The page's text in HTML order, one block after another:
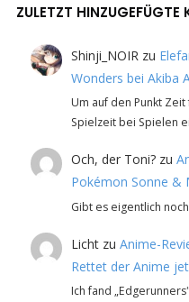
ZULETZT HINZUGEFÜGTE
Shinji_NOIR zu
Wonders bei Akiba
Um auf den Punkt
Spielzeit bei Spielen
Och, der Toni? zu
Pokémon Sonne &
Gibt es eigentlich
Licht zuAnime-
Rettet der Anime
Ich fand